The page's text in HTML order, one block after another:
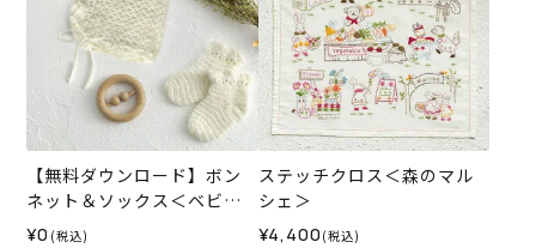
【無料ダウンロード】ボン
ネット＆ソックス＜ベビー
パレット＞（レシピ）
¥0 (税込)
ステッチクロス＜森のマル
シェ＞
¥4,400 (税込)